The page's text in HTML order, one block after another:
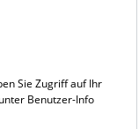
Sie Zugriff auf Ihr
Benutzer-Info